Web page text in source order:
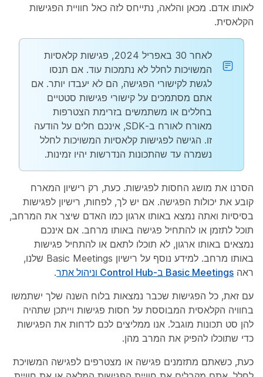
לאותו אדם. מכאן והלאה, נתייחס לזה כאל חוויית הפגישות
הקלאסית.
לאחר 30 באפריל 2024, פגישות קלאסיות
המשויכות לחלל לא נתמכות עוד. אם תנסו
לגשת לקישורי הפגישה, הם לא יעבדו יותר. אם
אתם מסתמכים על קישורי פגישות סטטיים
בחללים או משתמשים בזרימת הצטרפות
מאורח לאורח ב-SDK, אינכם חלים על הודעה
זו. הגישה לפגישות קלאסיות המשויכות לחלל
נשמרה עד שהתכונות הנדרשות יהיו זמינות.
הסרנו את מושג החסות לפגישות. כעת, רק רישיון המארח
קובע את יכולות הפגישה. אם יש לך, לפחות, רישיון לפגישות
בסיסיות ואתה נמצא באותו ארגון כמו האדם שיצר את המרחב,
תוכל לתזמן או להתחיל פגישה באותו מרחב. אם אינכם
נמצאים באותו ארגון, לא תוכלו לתאם או להתחיל פגישות
באותו מרחב. למידע נוסף על רישיון Basic Meetings שלנו,
ראה Basic Meetings ב-Control Hub וניהול אתר
.
עם זאת, כל הפגישות שכבר נמצאות בלוח השנה שלך ישתמשו
בחוויה הקלאסית המבוססת על חסות פגישות וייתכן שתהיה
להן סט תכונות מוגבל. אנו ממליצים לכם לדחות את הפגישות
כדי שתוכלו להפיק את המרב מהן.
כעת, כשאתם מתזמנים פגישה או מצטרפים לפגישה המשויכת